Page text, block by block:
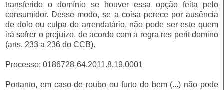
transferido o domínio se houver essa opção feita pelo
consumidor. Desse modo, se a coisa perece por ausência
de dolo ou culpa do arrendatário, não pode ser este quem
irá sofrer o prejuízo, de acordo com a regra res perit domino
(arts. 233 a 236 do CCB).
Processo: 0186728-64.2011.8.19.0001
Portanto, em caso de roubo ou furto do bem (...) não pode